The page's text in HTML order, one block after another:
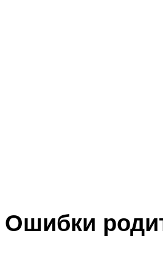
Ошибки